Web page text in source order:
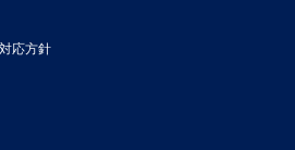
応方針